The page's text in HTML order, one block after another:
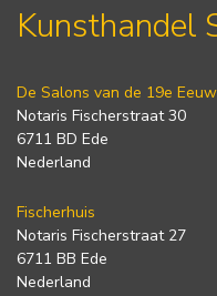
Kunsthandel
De Salons van de 19e Eeuw
Notaris Fischerstraat 30
6711 BD Ede
Nederland
Fischerhuis
Notaris Fischerstraat 27
6711 BB Ede
Nederland